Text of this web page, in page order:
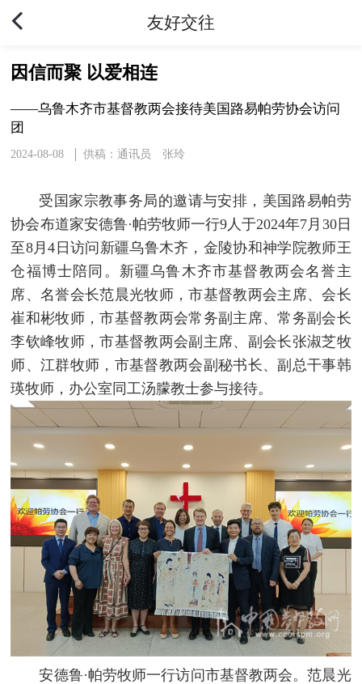
友好交往
因信而聚 以爱相连
——乌鲁木齐市基督教两会接待美国路易帕劳协会访问
团
2024-08-08 供稿：通讯员 张玲
受国家宗教事务局的邀请与安排，美国路易帕劳
协会布道家安德鲁·帕劳牧师一行9人于2024年7月30日
至8月4日访问新疆乌鲁木齐，金陵协和神学院教师王
仓福博士陪同。新疆乌鲁木齐市基督教两会名誉主
席、名誉会长范晨光牧师，市基督教两会主席、会长
崔和彬牧师，市基督教两会常务副主席、常务副会长
李钦峰牧师，市基督教两会副主席、副会长张淑芝牧
师、江群牧师，市基督教两会副秘书长、副总干事韩
瑛牧师，办公室同工汤朦教士参与接待。
安德鲁·帕劳牧师一行访问市基督教两会。范晨光